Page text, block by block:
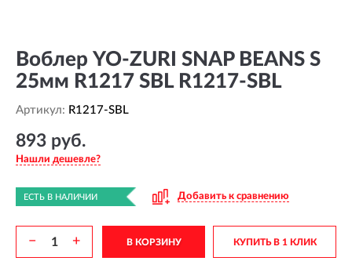
Воблер YO-ZURI SNAP BEANS S
25мм R1217 SBL R1217-SBL
Артикул: R1217-SBL
893 руб.
Нашли дешевле?
ЕСТЬ В НАЛИЧИИ Добавить к сравнению
− + В КОРЗИНУ КУПИТЬ В 1 КЛИК